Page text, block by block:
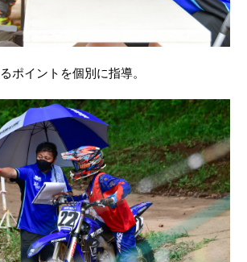
ポイントを個別に指導。